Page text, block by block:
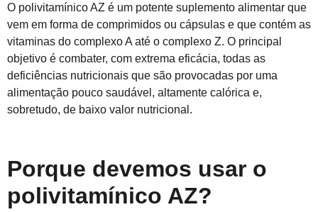
O polivitamínico AZ é um potente suplemento alimentar que
vem em forma de comprimidos ou cápsulas e que contém as
vitaminas do complexo A até o complexo Z. O principal
objetivo é combater, com extrema eficácia, todas as
deficiências nutricionais que são provocadas por uma
alimentação pouco saudável, altamente calórica e,
sobretudo, de baixo valor nutricional.
Porque devemos usar o
polivitamínico AZ?